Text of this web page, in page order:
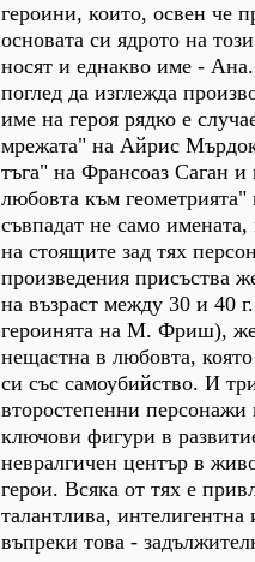
героини, които, освен че
основата си ядрото на
носят и еднакво име -
поглед да изглежда
име на героя рядко е
мрежата" на Айрис
тъга" на Франсоаз Саган
любовта към
съвпадат не само
на стоящите зад тях
произведения присъства
на възраст между 30 и 40
героинята на М. Фриш),
нещастна в любовта,
си със самоубийство. И
второстепенни персонажи
ключови фигури в
невралгичен център в
герои. Всяка от тях е
талантлива,
въпреки това -